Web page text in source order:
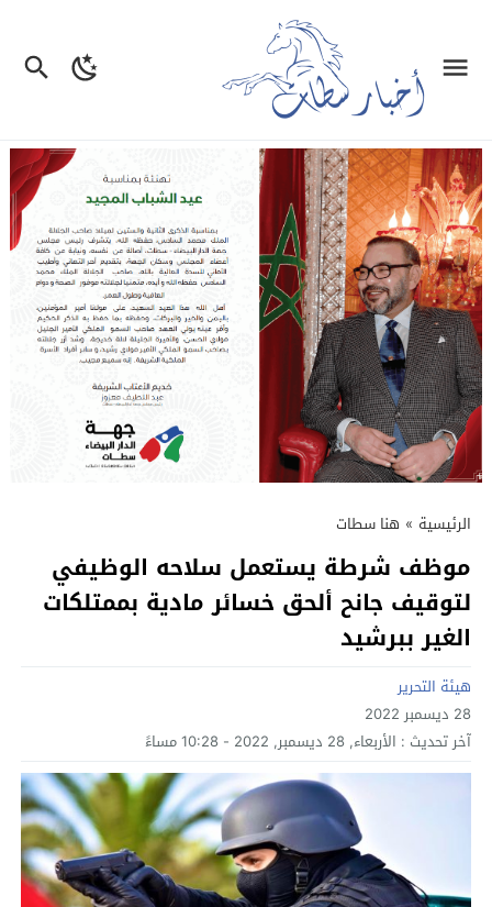
الرئيسية » هنا سطات
موظف شرطة يستعمل سلاحه الوظيفي
لتوقيف جانح ألحق خسائر مادية بممتلكات
الغير ببرشيد
هيئة التحرير
28 ديسمبر 2022
آخر تحديث : الأربعاء, 28 ديسمبر, 2022 - 10:28 مساءً